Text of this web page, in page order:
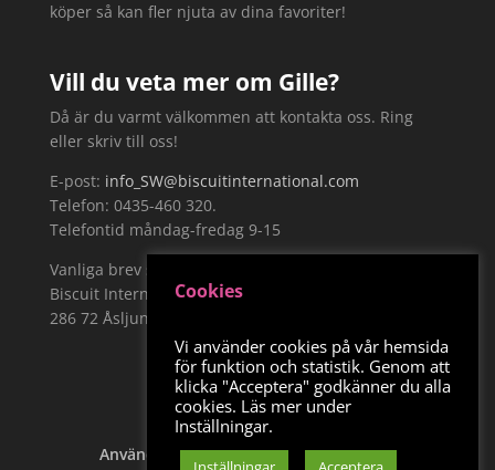
köper så kan fler njuta av dina favoriter!
Vill du veta mer om Gille?
Då är du varmt välkommen att kontakta oss. Ring
eller skriv till oss!
E-post: info_SW@biscuitinternational.com
Telefon: 0435-460 320.
Telefontid måndag-fredag 9-15
Vanliga brev skickar du till:
Biscuit International Sweden AB, Näckrosvägen 19,
286 72 Åsljunga
Användarvillkor Integritetspolicy
Cookies
Vi använder cookies på vår hemsida
för funktion och statistik. Genom att
klicka "Acceptera" godkänner du alla
cookies. Läs mer under
Inställningar.